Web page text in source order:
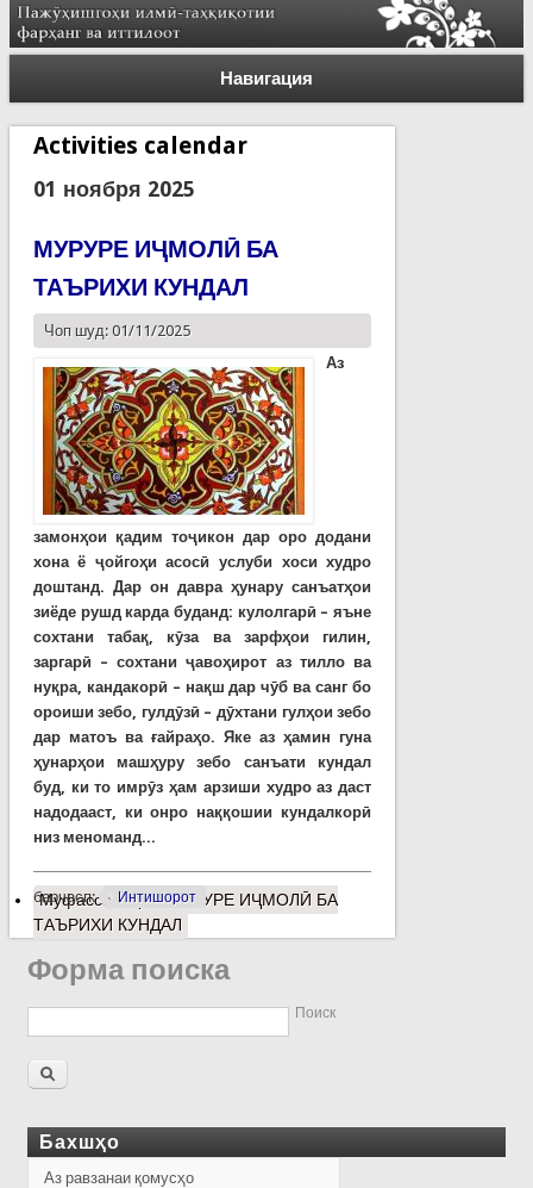
Навигация
Activities calendar
01 ноября 2025
МУРУРЕ ИҶМОЛӢ БА
ТАЪРИХИ КУНДАЛ
Чоп шуд: 01/11/2025
Аз
замонҳои қадим тоҷикон дар оро додани
хона ё ҷойгоҳи асосӣ услуби хоси худро
доштанд. Дар он давра ҳунару санъатҳои
зиёде рушд карда буданд: кулолгарӣ – яъне
сохтани табақ, кӯза ва зарфҳои гилин,
заргарӣ – сохтани ҷавоҳирот аз тилло ва
нуқра, кандакорӣ – нақш дар чӯб ва санг бо
ороиши зебо, гулдӯзӣ – дӯхтани гулҳои зебо
дар матоъ ва ғайраҳо. Яке аз ҳамин гуна
ҳунарҳои машҳуру зебо санъати кундал
буд, ки то имрӯз ҳам арзиши худро аз даст
надодааст, ки онро наққошии кундалкорӣ
низ меноманд...
барчасп: Интишорот
Муфассалтаро МУРУРЕ ИҶМОЛӢ БА
ТАЪРИХИ КУНДАЛ
Форма поиска
Поиск
Бахшҳо
Аз равзанаи қомусҳо